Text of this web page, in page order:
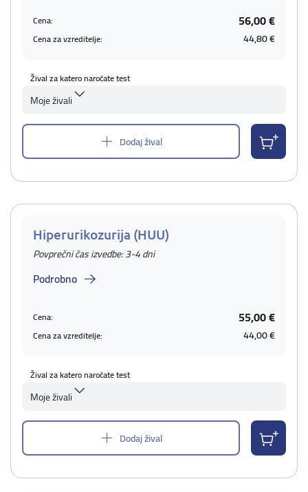
Cena: 56,00 €
Cena za vzreditelje: 44,80 €
Žival za katero naročate test
Moje živali
Dodaj žival
Hiperurikozurija (HUU)
Povprečni čas izvedbe: 3-4 dni
Podrobno
Cena: 55,00 €
Cena za vzreditelje: 44,00 €
Žival za katero naročate test
Moje živali
Dodaj žival